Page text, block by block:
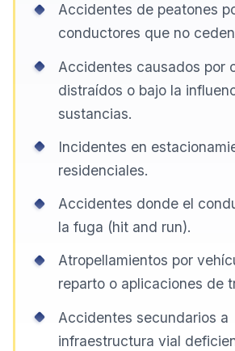
Accidentes de peatones
conductores que no
Accidentes causados por
distraídos o bajo la
sustancias.
Incidentes en
residenciales.
Accidentes donde el
la fuga (hit and run).
Atropellamientos por
reparto o aplicaciones de
Accidentes secundarios a
infraestructura vial